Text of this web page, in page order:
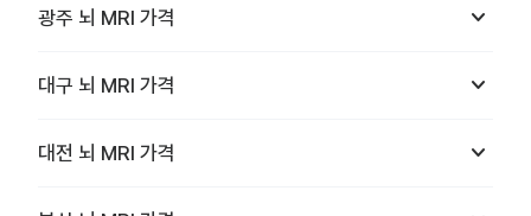
광주 뇌 MRI 가격 keyboard_arrow_down
대구 뇌 MRI 가격 keyboard_arrow_down
대전 뇌 MRI 가격 keyboard_arrow_down